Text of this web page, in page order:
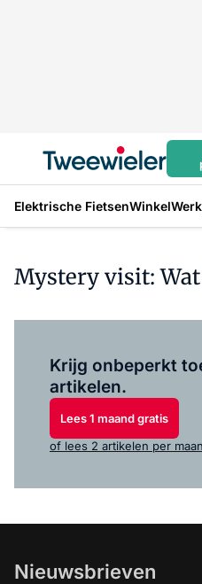
Elektrische FietsenWinkel
Mystery visit:
Krijg onbeperkt
artikelen.
Lees 1 maand gratis
of lees 2 artikelen per
Nieuwsbrieven